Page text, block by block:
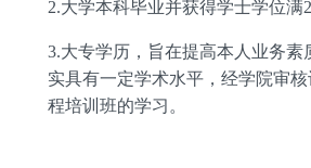
2.大学本科毕业并获得学士学位满2
3.大专学历，旨在提高本人业务素
实具有一定学术水平，经学院审
程培训班的学习。